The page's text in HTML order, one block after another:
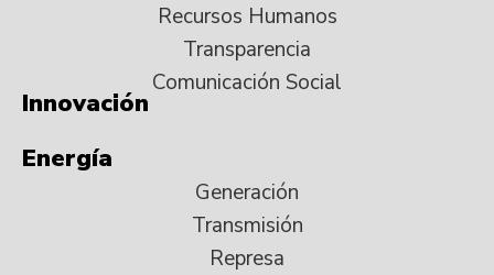
Recursos Humanos
Transparencia
Comunicación Social
Innovación
Energía
Generación
Transmisión
Represa